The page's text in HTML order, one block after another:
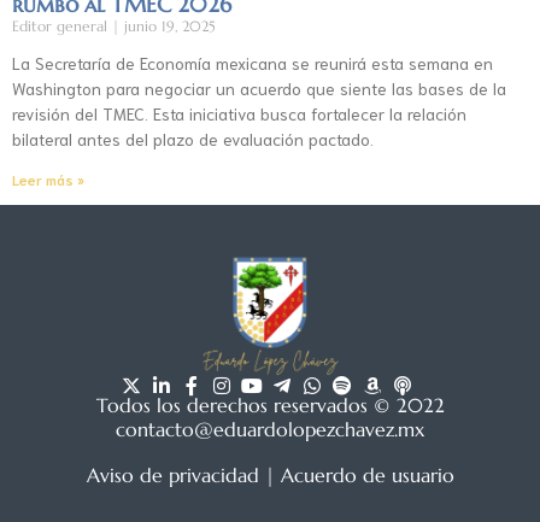
Editor general junio 19, 2025
La Secretaría de Economía mexicana se reunirá esta semana en
Washington para negociar un acuerdo que siente las bases de la
revisión del TMEC. Esta iniciativa busca fortalecer la relación
bilateral antes del plazo de evaluación pactado.
Leer más »
Todos los derechos reservados © 2022
contacto@eduardolopezchavez.mx
Aviso de privacidad | Acuerdo de usuario